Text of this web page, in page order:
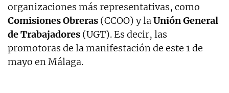
organizaciones más representativas, como
Comisiones Obreras (CCOO) y laUnión General
de Trabajadores (UGT). Es decir, las
promotoras de la manifestación de este 1 de
mayo en Málaga.